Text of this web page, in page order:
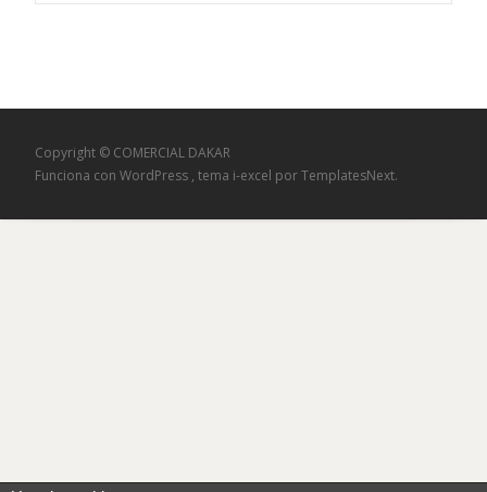
entradas
Copyright © COMERCIAL DAKAR
Funciona con WordPress , tema i-excel por TemplatesNext.